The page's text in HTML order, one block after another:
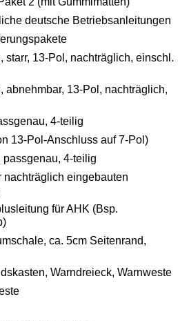
deutsche Betriebsanleitungen
starr, 13-Pol, nachträglich, einschl.
abnehmbar, 13-Pol, nachträglich,
4-teilig
13-Pol-Anschluss auf 7-Pol)
passgenau, 4-teilig
nachträglich eingebauten
für AHK (Bsp.
ca. 5cm Seitenrand,
Warndreieck, Warnweste